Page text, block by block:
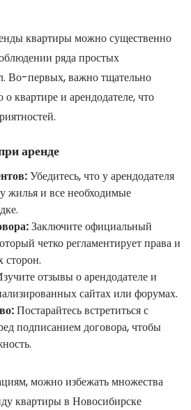
квартиры можно существенно
ряда простых
Во-первых, важно тщательно
квартире и арендодателе, что
аренде
Убедитесь, что у арендодателя
жилья и все необходимые
Заключите официальный
четко регламентирует права и
сторон.
отзывы о арендодателе и
сайтах или форумах.
Постарайтесь встретиться с
подписанием договора, чтобы
можно избежать множества
квартиры в Новосибирске